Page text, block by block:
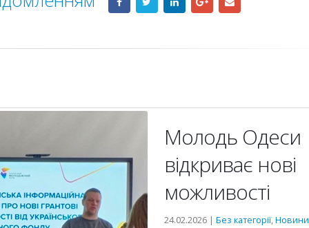
Молодь Одеси
відкриває нові
можливості
24.02.2026 | Без категорії,Новини